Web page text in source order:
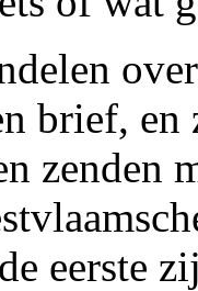
brief,
zenden
eerste